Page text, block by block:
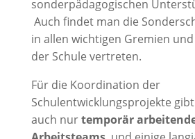
sonderpädagogischen
Auch findet man die
in allen wichtigen Gremien
der Schule vertreten.
Für die Koordination der
Schulentwicklungsprojekte
auch nurtemporär